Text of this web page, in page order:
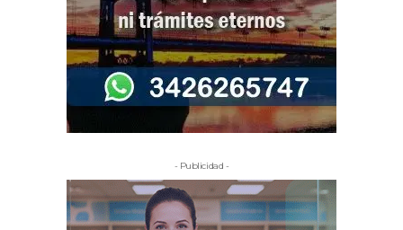
- Publicidad -